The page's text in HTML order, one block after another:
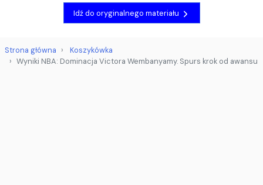
Idź do oryginalnego materiału
Strona główna
Koszykówka
Wyniki NBA: Dominacja Victora Wembanyamy. Spurs krok od awansu